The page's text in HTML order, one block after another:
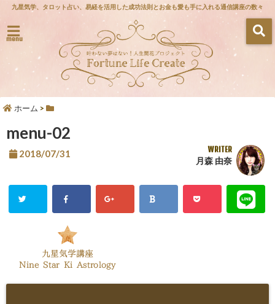
九星気学、タロット占い、易経を活用した成功法則とお金も愛も手に入れる通信講座の数々
menu
ホーム >
menu-02
2018/07/31 WRITER
月森 由奈